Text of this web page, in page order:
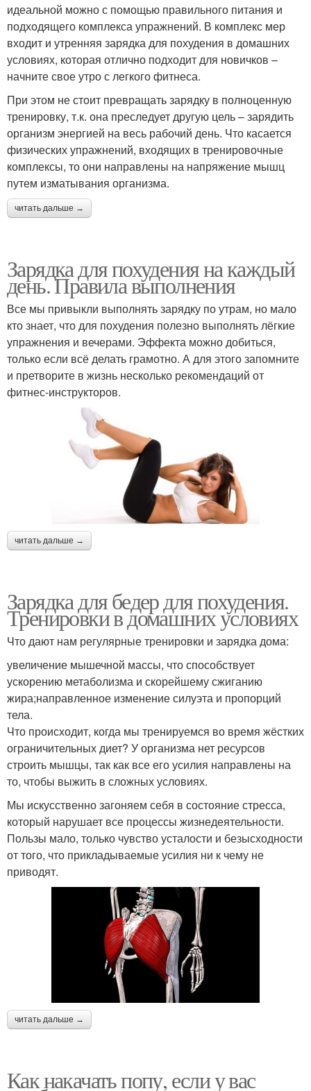
идеальной можно с помощью правильного питания и
подходящего комплекса упражнений. В комплекс мер
входит и утренняя зарядка для похудения в домашних
условиях, которая отлично подходит для новичков –
начните свое утро с легкого фитнеса.
При этом не стоит превращать зарядку в полноценную
тренировку, т.к. она преследует другую цель – зарядить
организм энергией на весь рабочий день. Что касается
физических упражнений, входящих в тренировочные
комплексы, то они направлены на напряжение мышц
путем изматывания организма.
читать дальше →
Зарядка для похудения на каждый
день. Правила выполнения
Все мы привыкли выполнять зарядку по утрам, но мало
кто знает, что для похудения полезно выполнять лёгкие
упражнения и вечерами. Эффекта можно добиться,
только если всё делать грамотно. А для этого запомните
и претворите в жизнь несколько рекомендаций от
фитнес-инструкторов.
читать дальше →
Зарядка для бедер для похудения.
Тренировки в домашних условиях
Что дают нам регулярные тренировки и зарядка дома:
увеличение мышечной массы, что способствует
ускорению метаболизма и скорейшему сжиганию
жира;направленное изменение силуэта и пропорций
тела.
Что происходит, когда мы тренируемся во время жёстких
ограничительных диет? У организма нет ресурсов
строить мышцы, так как все его усилия направлены на
то, чтобы выжить в сложных условиях.
Мы искусственно загоняем себя в состояние стресса,
который нарушает все процессы жизнедеятельности.
Пользы мало, только чувство усталости и безысходности
от того, что прикладываемые усилия ни к чему не
приводят.
читать дальше →
Как накачать попу, если у вас